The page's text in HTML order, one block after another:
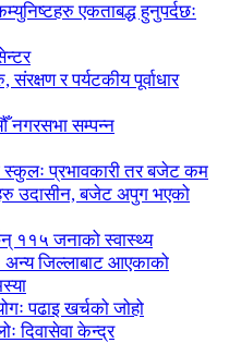
एकताबद्ध हुनुपर्दछः
र पर्यटकीय पूर्वाधार
नगरसभा सम्पन्न
स्कुलः प्रभावकारी तर बजेट कम
उदासीन, बजेट अपुग भएको
११५ जनाको स्वास्थ्य
जिल्लाबाट आएकाको
पढाइ खर्चको जोहो
दिवासेवा केन्द्र